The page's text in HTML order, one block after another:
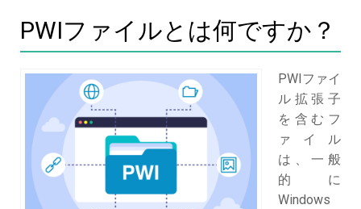
PWIファイルとは何ですか？
PWIファイ
ル拡張子
を含むフ
ァイル
は、一般
的に
Windows